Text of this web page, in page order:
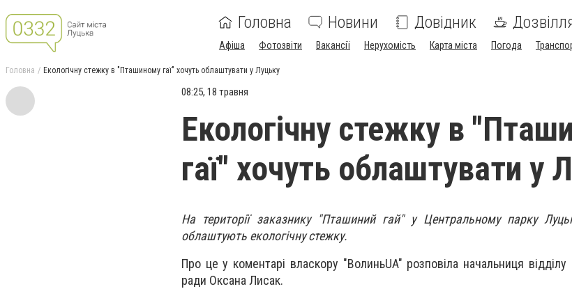
Головна Новини Довідник
Афіша Фотозвіти Вакансії Нерухомість Карта міста Погода
Головна Екологічну стежку в "Пташиному гаї" хочуть облаштувати у Луцьку
08:25, 18 травня
Екологічну стежку в
гаї" хочуть облаштувати у
На території заказнику "Пташиний гай" у Центральному парку
облаштують екологічну стежку.
Про це у коментарі власкору "ВолиньUA" розповіла начальниця відділу
ради Оксана Лисак.